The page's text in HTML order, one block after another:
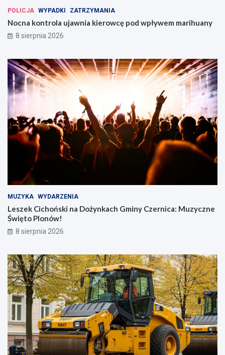
POLICJA WYPADKI ZATRZYMANIA
Nocna kontrola ujawnia kierowcę pod wpływem marihuany
8 sierpnia 2026
MUZYKA WYDARZENIA
Leszek Cichoński na Dożynkach Gminy Czernica: Muzyczne
Święto Plonów!
8 sierpnia 2026